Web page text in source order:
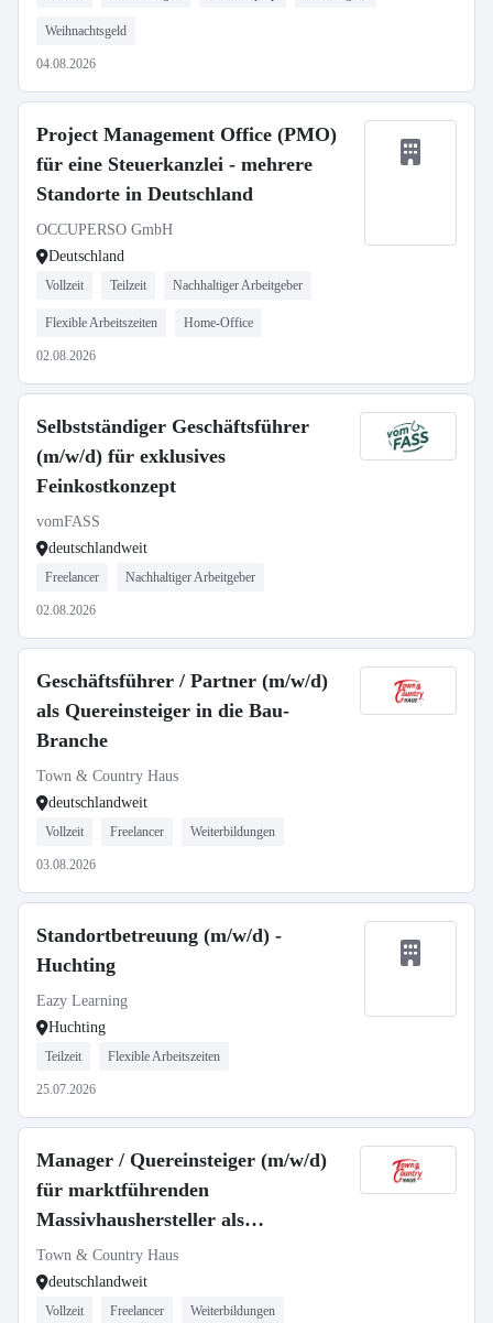
Weihnachtsgeld
04.08.2026
Project Management Office (PMO)
für eine Steuerkanzlei - mehrere
Standorte in Deutschland
OCCUPERSO GmbH
Deutschland
Vollzeit Teilzeit Nachhaltiger Arbeitgeber
Flexible Arbeitszeiten Home-Office
02.08.2026
Selbstständiger Geschäftsführer
(m/w/d) für exklusives
Feinkostkonzept
vomFASS
deutschlandweit
Freelancer Nachhaltiger Arbeitgeber
02.08.2026
Geschäftsführer / Partner (m/w/d)
als Quereinsteiger in die Bau-
Branche
Town & Country Haus
deutschlandweit
Vollzeit Freelancer Weiterbildungen
03.08.2026
Standortbetreuung (m/w/d) -
Huchting
Eazy Learning
Huchting
Teilzeit Flexible Arbeitszeiten
25.07.2026
Manager / Quereinsteiger (m/w/d)
für marktführenden
Massivhaushersteller als
selbstständiger Gebietsleiter
Town & Country Haus
deutschlandweit
Vollzeit Freelancer Weiterbildungen